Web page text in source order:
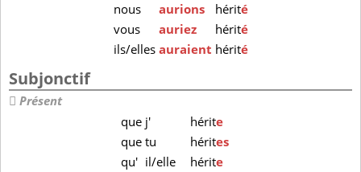
nous
aurions hérité
vous
auriez hérité
ils/elles auraient hérité
Subjonctif
Présent
que j' hérite
que tu hérites
qu' il/elle hérite